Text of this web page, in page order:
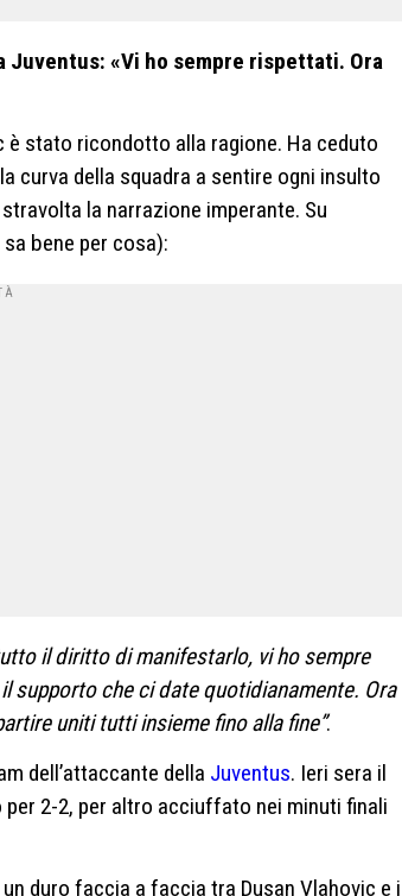
«Vi ho sempre rispettati. Ora
è stato ricondotto alla ragione. Ha ceduto
curva della squadra a sentire ogni insulto
la narrazione imperante. Su
bene per cosa):
il diritto di manifestarlo, vi ho sempre
supporto che ci date quotidianamente. Ora
uniti tutti insieme fino alla fine”.
dell’attaccante della Juventus. Ieri sera il
2-2, per altro acciuffato nei minuti finali
duro faccia a faccia tra Dusan Vlahovic e i